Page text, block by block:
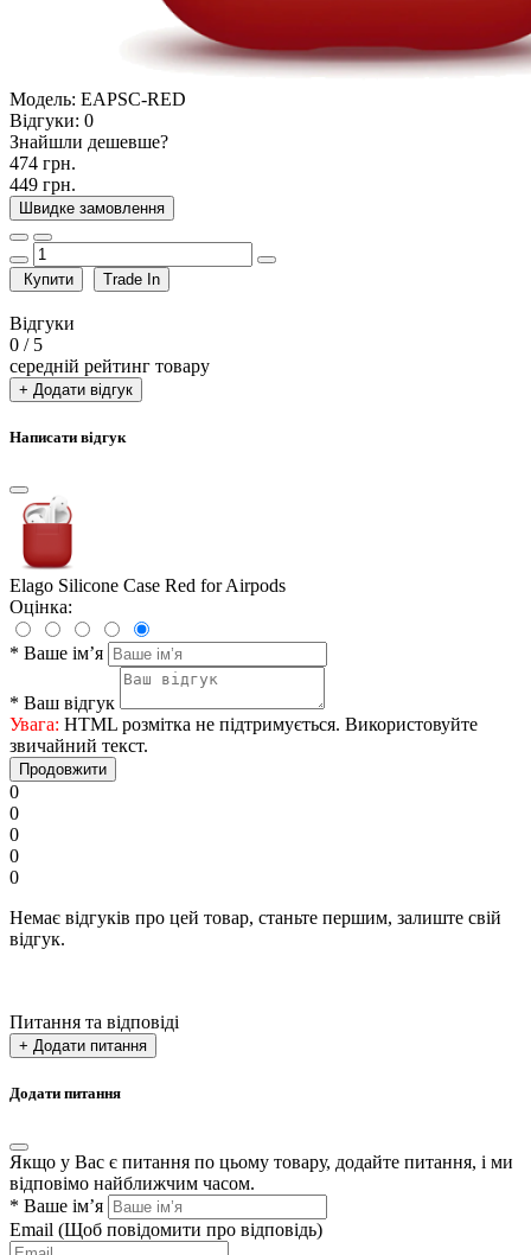
Модель: EAPSC-RED
Відгуки: 0
Знайшли дешевше?
474 грн.
449 грн.
Швидке замовлення
Купити Trade In
Відгуки
0 / 5
середній рейтинг товару
+ Додати відгук
Написати відгук
Elago Silicone Case Red for Airpods
Оцінка:
* Ваше ім’я
* Ваш відгук
Увага: HTML розмітка не підтримується. Використовуйте
звичайний текст.
Продовжити
0
0
0
0
0
Немає відгуків про цей товар, станьте першим, залиште свій
відгук.
Питання та відповіді
+ Додати питання
Додати питання
Якщо у Вас є питання по цьому товару, додайте питання, і ми
відповімо найближчим часом.
* Ваше ім’я
Email (Щоб повідомити про відповідь)